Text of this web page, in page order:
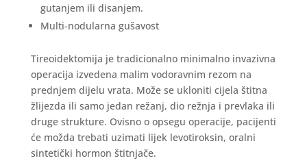
gutanjem ili disanjem.
Multi-nodularna gušavost
Tireoidektomija je tradicionalno minimalno invazivna
operacija izvedena malim vodoravnim rezom na
prednjem dijelu vrata. Može se ukloniti cijela štitna
žlijezda ili samo jedan režanj, dio režnja i prevlaka ili
druge strukture. Ovisno o opsegu operacije, pacijenti
će možda trebati uzimati lijek levotiroksin, oralni
sintetički hormon štitnjače.